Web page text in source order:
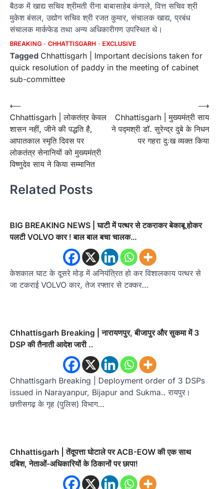
बैठक में खाद्य सचिव श्रीमती रीना बाबासाहेब कंगाले, वित्त सचिव श्री
मुकेश बंसल, उद्योग सचिव श्री रजत कुमार, संचालक खाद्य, प्रबंध
संचालक मार्कफेड तथा अन्य अधिकारीगण उपस्थित थे।
BREAKING CHHATTISGARH EXCLUSIVE
Tagged Chhattisgarh | Important decisions taken for
quick resolution of paddy in the meeting of cabinet
sub-committee
Post
navigation
⟵
Chhattisgarh | लोकतंत्र केवल
शासन नहीं, जीने की पद्धति है,
आपातकाल स्मृति दिवस पर
लोकतंत्र सेनानियों को मुख्यमंत्री
विष्णुदेव साय ने किया सम्मानित
Chhattisgarh | मुख्यमंत्री साय
ने पद्मश्री डॉ. सुरेन्द्र दुबे के निधन
पर गहरा दुःख व्यक्त किया
⟶
Related Posts
BIG BREAKING NEWS | घाटी में पत्थर से टकराकर बेकाबू होकर
पलटी VOLVO कार ! बाल बाल बचा चालक…
केशकाल घाट के दूसरे मोड़ में अनियंत्रित हो कर विशालकाय पत्थर से
जा टकराई VOLVO कार, तेज रफ्तार से टक्कर…
Chhattisgarh Breaking | नारायणपुर, बीजापुर और सुकमा में 3
DSP की तैनाती आदेश जारी ..
Chhattisgarh Breaking | Deployment order of 3 DSPs
issued in Narayanpur, Bijapur and Sukma.. रायपुर।
छत्तीसगढ़ के गृह (पुलिस) विभाग…
Chhattisgarh | तेंदूपत्ता घोटाले पर ACB-EOW की एक साथ
दबिश, नेताओं-अधिकारियों के ठिकानों पर छापा!